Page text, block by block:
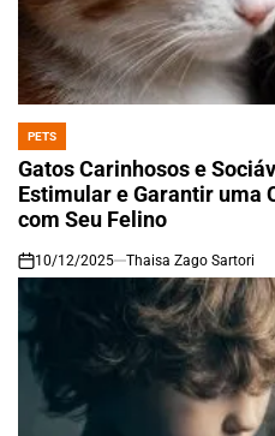
POSTED
IN
PETS
Gatos Carinhosos e
Estimular e Garantir uma
com Seu Felino
on
10/12/2025 Thaisa Zago Sartori